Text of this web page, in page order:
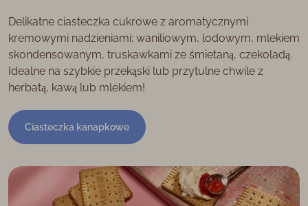
Delikatne ciasteczka cukrowe z aromatycznymi
kremowymi nadzieniami: waniliowym, lodowym, mlekiem
skondensowanym, truskawkami ze śmietaną, czekoladą.
Idealne na szybkie przekąski lub przytulne chwile z
herbatą, kawą lub mlekiem!
Ciasteczka kanapkowe